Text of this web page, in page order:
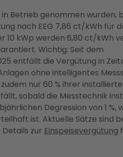
in Betrieb genommen wurden,
nach EEG 7,86 ct/kWh für
10 kWp werden 6,80 ct/kWh
Wichtig: Seit dem
entfällt die Vergütung in
ohne intelligentes
nur 60 % ihrer
sobald die Messtechnik
Degression von 1 %,
ist. Aktuelle Sätze sind
Details zur Einspeisevergütung